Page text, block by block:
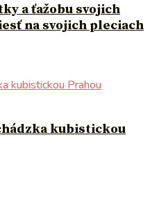
a ťažobu svojich
na svojich pleciach
kubistickou